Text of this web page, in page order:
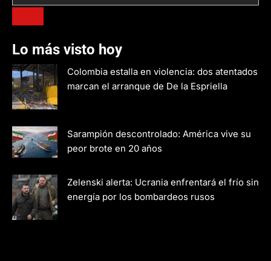
Lo más visto hoy
Colombia estalla en violencia: dos atentados
marcan el arranque de De la Espriella
Sarampión descontrolado: América vive su
peor brote en 20 años
Zelenski alerta: Ucrania enfrentará el frío sin
energía por los bombardeos rusos